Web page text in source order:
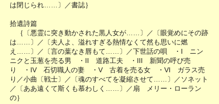
は閉じられ……〕／書誌｝
拾遺詩篇
｛〔悪霊に突き動かされた黒人女が……〕／〔眼覚めにその跡
は……〕／〔夫人よ、溢れすぎる熱情なくて然も思いに燃
え……〕／〔言の葉なき唇もて……〕／下世話の唄 ・I ニン
ニクと玉葱を売る男 ・II 道路工夫 ・III 新聞の呼び売
り ・IV 石切職人の妻 ・V 古着を売る女 ・VI ガラス売
り／小曲〔戦士〕／〔魂のすべてを凝縮させて……〕／ソネット
／〔ああ遠くて斯くも慕わしく……〕／扇 メリー・ローラン
の｝